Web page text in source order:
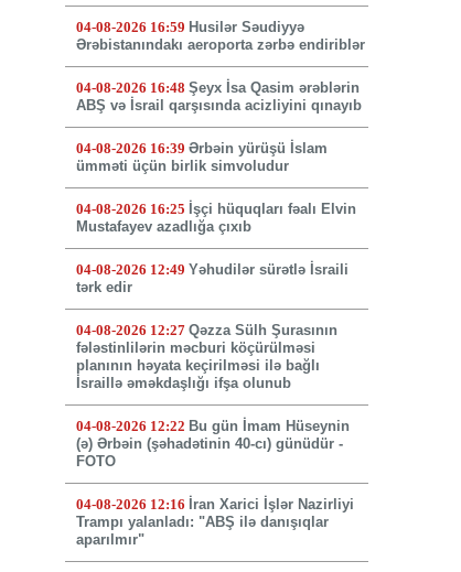
04-08-2026 16:59 Husilər Səudiyyə
Ərəbistanındakı aeroporta zərbə endiriblər
04-08-2026 16:48 Şeyx İsa Qasim ərəblərin
ABŞ və İsrail qarşısında acizliyini qınayıb
04-08-2026 16:39 Ərbəin yürüşü İslam
ümməti üçün birlik simvoludur
04-08-2026 16:25 İşçi hüquqları fəalı Elvin
Mustafayev azadlığa çıxıb
04-08-2026 12:49 Yəhudilər sürətlə İsraili
tərk edir
04-08-2026 12:27 Qəzza Sülh Şurasının
fələstinlilərin məcburi köçürülməsi
planının həyata keçirilməsi ilə bağlı
İsraillə əməkdaşlığı ifşa olunub
04-08-2026 12:22 Bu gün İmam Hüseynin
(ə) Ərbəin (şəhadətinin 40-cı) günüdür -
FOTO
04-08-2026 12:16 İran Xarici İşlər Nazirliyi
Trampı yalanladı: "ABŞ ilə danışıqlar
aparılmır"